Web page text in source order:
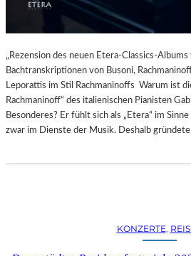
„Rezension des neuen Etera-Classics-
Bachtranskriptionen von Busoni,
Leporattis im Stil Rachmaninoffs Warum ist
Rachmaninoff“ des italienischen Pianisten
Besonderes? Er fühlt sich als „Etera“ im
zwar im Dienste der Musik. Deshalb
KONZERTE,